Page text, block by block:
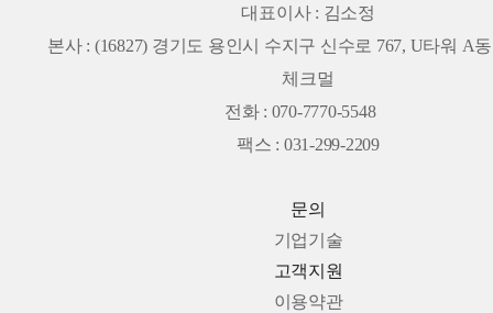
대표이사 : 김소정
본사 : (16827) 경기도 용인시 수지구 신수로 767, U타워 A
체크멀
전화 : 070-7770-5548
팩스 : 031-299-2209
문의
기업기술
고객지원
이용약관